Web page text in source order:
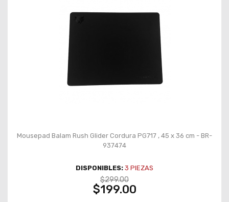
Mousepad Balam Rush Glider Cordura PG717 , 45 x 36 cm - BR-
937474
DISPONIBLES: 3 PIEZAS
$299.00
$199.00